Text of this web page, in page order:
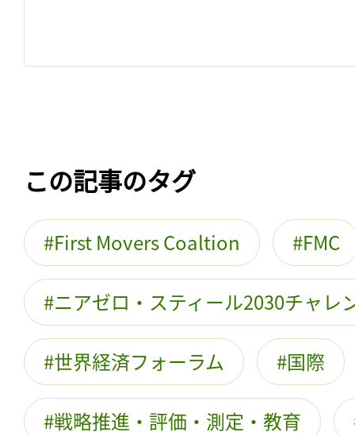
この記事のタグ
First Movers Coaltion FMC
ニアゼロ・スティール2030チャレ
世界経済フォーラム 国際
戦略推進・評価・測定・教育